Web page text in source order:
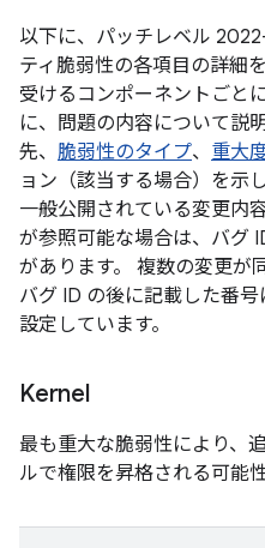
以下に、パッチレベル
ティ脆弱性の各項目の詳細
受けるコンポーネントごと
に、問題の内容について説
先、 脆弱性のタイプ、 重大
ョン（該当する場合）を示
一般公開されている変更内
が参照可能な場合は、バグ
があります。 複数の変更が
バグ ID の後に記載した番
設定しています。
Kernel
最も重大な脆弱性により、
ルで権限を昇格される可能